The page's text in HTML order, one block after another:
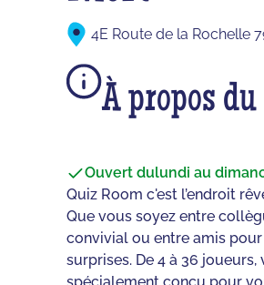
4E Route de la Rochelle
À propos
Ouvert dulundi au
Quiz Room c'est l’endroit
Que vous soyez entre
convivial ou entre amis
surprises. De 4 à 36